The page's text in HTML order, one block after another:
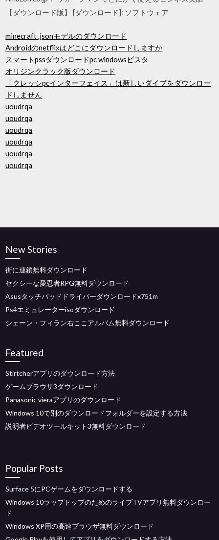
【ダウンロード版】 [ダウンロード]: ソフトウェア
minecraft .jsonモデルのダウンロード
Androidのnetflixはどこにダウンロードしますか
スマートpssダウンロードpc windowsビスタ
オリジンクラック版ダウンロード
「クレッシpcインターフェイス」は新しいダイブをダウンロー
ドしません
uoudrqa
uoudrqa
uoudrqa
uoudrqa
uoudrqa
uoudrqa
New Stories
街に連鎖無料ダウンロード
セクシーな愛忍者RPG無料ダウンロード
Asusタッチパッドドライバーダウンロードx751m
Ps4エミュレーターisoダウンロード
シェーン・フィラン右ここアルバム無料ダウンロード
Featured
Stirtcherアプリのダウンロード方法
ゲームブラウザ3ダウンロード
Panasonic vieraアプリのダウンロード
Windows 10で別のダウンロードフォルダーを設定する方法
説明者ビデオツールキット3無料ダウンロード
Popular Posts
Surface 5にPCゲームをダウンロードする
Windows 10ラップトップのためのライブTVアプリ無料ダウンロー
ド
Windows XP用の高速ブラウザ無料ダウンロード